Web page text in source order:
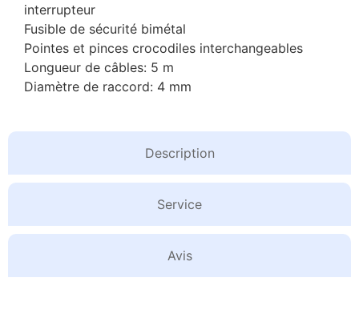
Description
Service
Avis
interrupteur
Fusible de sécurité bimétal
Pointes et pinces crocodiles interchangeables
Longueur de câbles: 5 m
Diamètre de raccord: 4 mm